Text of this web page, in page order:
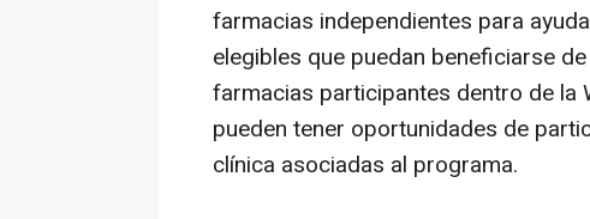
farmacias independientes para
elegibles que puedan beneficiarse
farmacias participantes dentro de la
pueden tener oportunidades de
clínica asociadas al programa.